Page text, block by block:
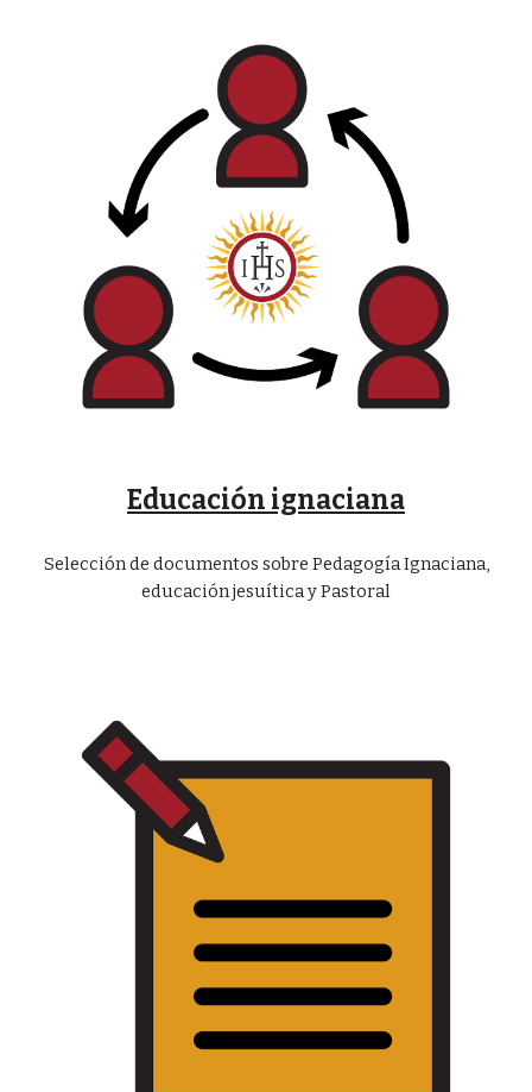
Educación ignaciana
Selección de documentos sobre Pedagogía Ignaciana,
educación jesuítica y Pastoral